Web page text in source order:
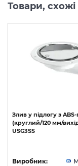
Товари,
Злив у підлогу з
(круглий/120 мм/
USG3SS
Виробник: